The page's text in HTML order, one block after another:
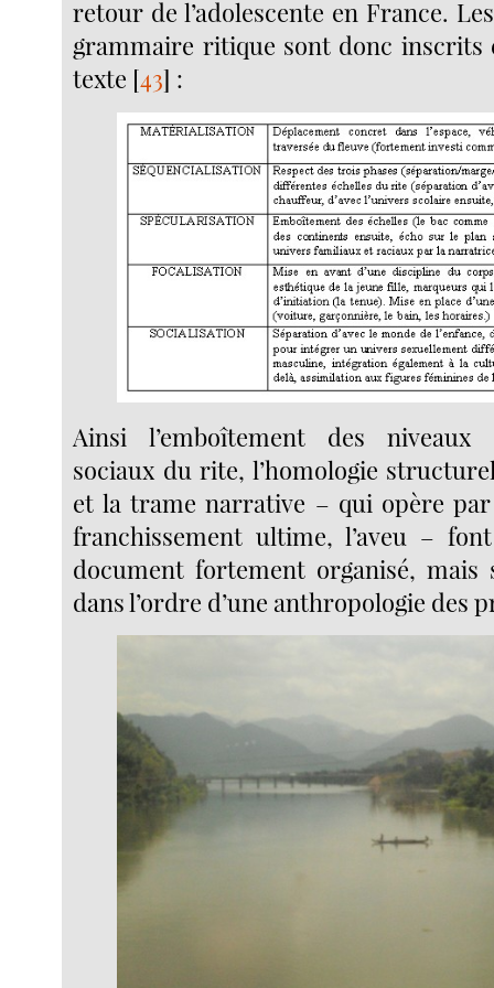
retour de l’adolescente en France.
grammaire ritique sont donc inscrits
texte [43] :
Ainsi l’emboîtement des niveaux
sociaux du rite, l’homologie
et la trame narrative – qui opère par
franchissement ultime, l’aveu –
document fortement organisé, mais
dans l’ordre d’une anthropologie des